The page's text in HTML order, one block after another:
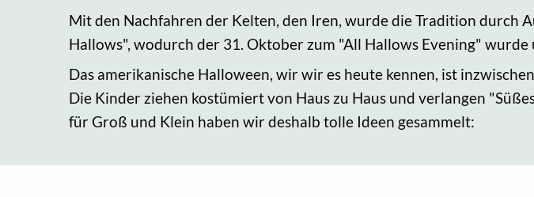
Mit den Nachfahren der Kelten, den Iren, wurde die Tradition durch
Hallows", wodurch der 31. Oktober zum "All Hallows Evening"
Das amerikanische Halloween, wir wir es heute kennen, ist
Die Kinder ziehen kostümiert von Haus zu Haus und verlangen
für Groß und Klein haben wir deshalb tolle Ideen gesammelt: